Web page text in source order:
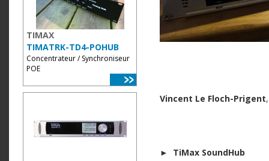
TIMAX
TIMATRK-TD4-POHUB
Concentrateur / Synchroniseur
POE
Vincent Le Floch-Prigent
► TiMax SoundHub